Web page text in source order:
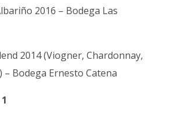
2016 – Bodega Las
2014 (Viogner, Chardonnay,
Bodega Ernesto Catena